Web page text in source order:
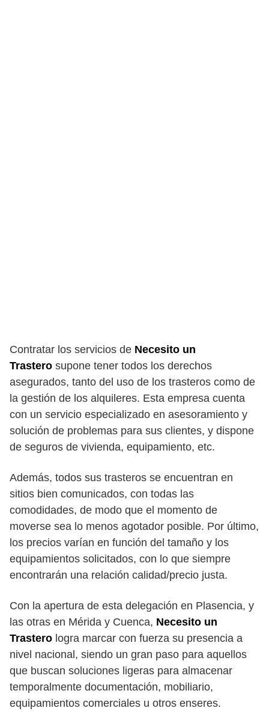
Contratar los servicios de Necesito un
Trastero supone tener todos los derechos
asegurados, tanto del uso de los trasteros como de
la gestión de los alquileres. Esta empresa cuenta
con un servicio especializado en asesoramiento y
solución de problemas para sus clientes, y dispone
de seguros de vivienda, equipamiento, etc.
Además, todos sus trasteros se encuentran en
sitios bien comunicados, con todas las
comodidades, de modo que el momento de
moverse sea lo menos agotador posible. Por último,
los precios varían en función del tamaño y los
equipamientos solicitados, con lo que siempre
encontrarán una relación calidad/precio justa.
Con la apertura de esta delegación en Plasencia, y
las otras en Mérida y Cuenca, Necesito un
Trastero logra marcar con fuerza su presencia a
nivel nacional, siendo un gran paso para aquellos
que buscan soluciones ligeras para almacenar
temporalmente documentación, mobiliario,
equipamientos comerciales u otros enseres.